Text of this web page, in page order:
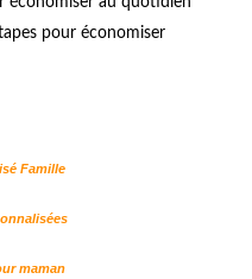
pour économiser
Famille
maman